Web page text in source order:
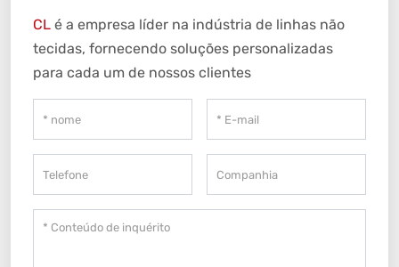
CL é a empresa líder na indústria de linhas não
tecidas, fornecendo soluções personalizadas
para cada um de nossos clientes